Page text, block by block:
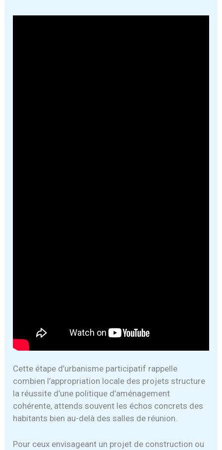
Cette étape d’urbanisme participatif rappelle
combien l’appropriation locale des projets structure
la réussite d’une politique d’aménagement
cohérente, attends souvent les échos concrets des
habitants bien au-delà des salles de réunion.
Pour ceux envisageant un projet de construction ou